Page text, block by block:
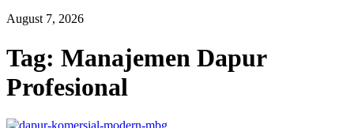
August 7, 2026
Tag: Manajemen Dapur
Profesional